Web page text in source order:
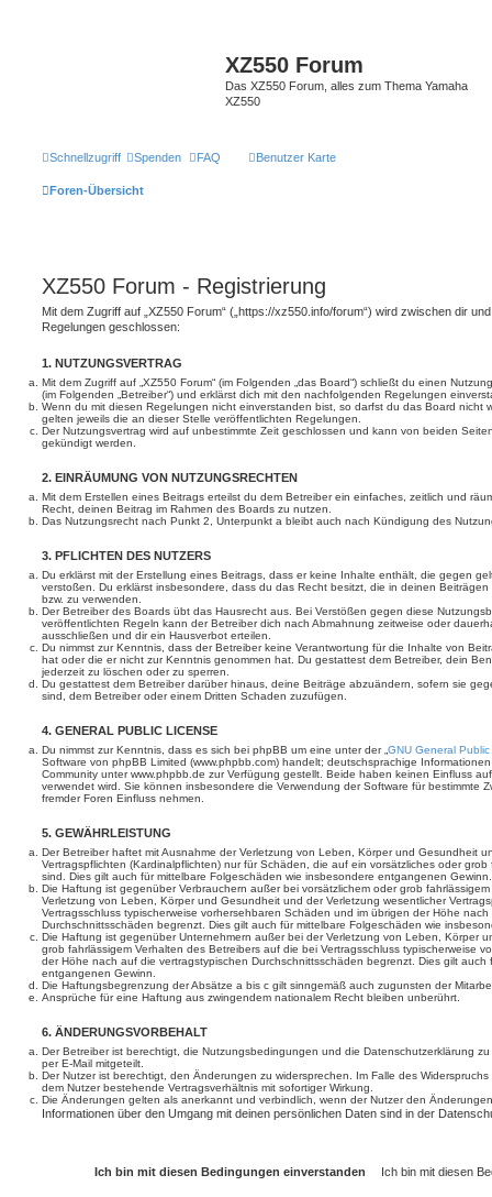
XZ550 Forum
Das XZ550 Forum, alles zum Thema Yamaha
XZ550
Schnellzugriff Spenden FAQ Benutzer Karte
Foren-Übersicht
XZ550 Forum - Registrierung
Mit dem Zugriff auf „XZ550 Forum“ („https://xz550.info/forum“) wird zwischen dir
Regelungen geschlossen:
1. NUTZUNGSVERTRAG
Mit dem Zugriff auf „XZ550 Forum“ (im Folgenden „das Board“) schließt du einen
(im Folgenden „Betreiber“) und erklärst dich mit den nachfolgenden Regelungen
Wenn du mit diesen Regelungen nicht einverstanden bist, so darfst du das Board nicht
gelten jeweils die an dieser Stelle veröffentlichten Regelungen.
Der Nutzungsvertrag wird auf unbestimmte Zeit geschlossen und kann von beiden
gekündigt werden.
2. EINRÄUMUNG VON NUTZUNGSRECHTEN
Mit dem Erstellen eines Beitrags erteilst du dem Betreiber ein einfaches, zeitlich und
Recht, deinen Beitrag im Rahmen des Boards zu nutzen.
Das Nutzungsrecht nach Punkt 2, Unterpunkt a bleibt auch nach Kündigung des
3. PFLICHTEN DES NUTZERS
Du erklärst mit der Erstellung eines Beitrags, dass er keine Inhalte enthält, die gegen
verstoßen. Du erklärst insbesondere, dass du das Recht besitzt, die in deinen
bzw. zu verwenden.
Der Betreiber des Boards übt das Hausrecht aus. Bei Verstößen gegen diese
veröffentlichten Regeln kann der Betreiber dich nach Abmahnung zeitweise oder
ausschließen und dir ein Hausverbot erteilen.
Du nimmst zur Kenntnis, dass der Betreiber keine Verantwortung für die Inhalte von
hat oder die er nicht zur Kenntnis genommen hat. Du gestattest dem Betreiber, dein
jederzeit zu löschen oder zu sperren.
Du gestattest dem Betreiber darüber hinaus, deine Beiträge abzuändern, sofern sie
sind, dem Betreiber oder einem Dritten Schaden zuzufügen.
4. GENERAL PUBLIC LICENSE
Du nimmst zur Kenntnis, dass es sich bei phpBB um eine unter der „ GNU General
Software von phpBB Limited (www.phpbb.com) handelt; deutschsprachige
Community unter www.phpbb.de zur Verfügung gestellt. Beide haben keinen Einfluss
verwendet wird. Sie können insbesondere die Verwendung der Software für bestimmte
fremder Foren Einfluss nehmen.
5. GEWÄHRLEISTUNG
Der Betreiber haftet mit Ausnahme der Verletzung von Leben, Körper und Gesundheit
Vertragspflichten (Kardinalpflichten) nur für Schäden, die auf ein vorsätzliches oder
sind. Dies gilt auch für mittelbare Folgeschäden wie insbesondere entgangenen Gewinn.
Die Haftung ist gegenüber Verbrauchern außer bei vorsätzlichem oder grob
Verletzung von Leben, Körper und Gesundheit und der Verletzung wesentlicher
Vertragsschluss typischerweise vorhersehbaren Schäden und im übrigen der Höhe
Durchschnittsschäden begrenzt. Dies gilt auch für mittelbare Folgeschäden wie
Die Haftung ist gegenüber Unternehmern außer bei der Verletzung von Leben, Körper
grob fahrlässigem Verhalten des Betreibers auf die bei Vertragsschluss typischerweise
der Höhe nach auf die vertragstypischen Durchschnittsschäden begrenzt. Dies gilt
entgangenen Gewinn.
Die Haftungsbegrenzung der Absätze a bis c gilt sinngemäß auch zugunsten der
Ansprüche für eine Haftung aus zwingendem nationalem Recht bleiben unberührt.
6. ÄNDERUNGSVORBEHALT
Der Betreiber ist berechtigt, die Nutzungsbedingungen und die Datenschutzerklärung
per E-Mail mitgeteilt.
Der Nutzer ist berechtigt, den Änderungen zu widersprechen. Im Falle des
dem Nutzer bestehende Vertragsverhältnis mit sofortiger Wirkung.
Die Änderungen gelten als anerkannt und verbindlich, wenn der Nutzer den
Informationen über den Umgang mit deinen persönlichen Daten sind in der